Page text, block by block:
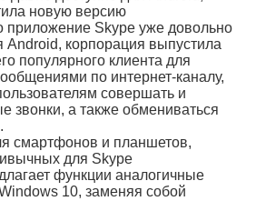
новую версию
приложение Skype уже довольно
Android, корпорация выпустила
популярного клиента для
по интернет-каналу,
совершать и
звонки, а также обмениваться
смартфонов и планшетов,
для Skype
функции аналогичные
10, заменяя собой